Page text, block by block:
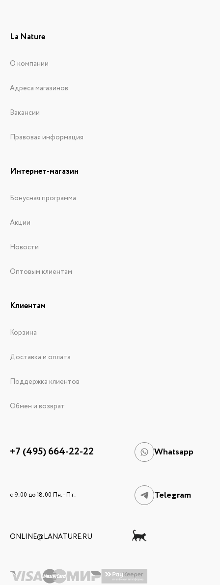
La Nature
О компании
Адреса магазинов
Вакансии
Правовая информация
Интернет-магазин
Бонусная программа
Акции
Новости
Оптовым клиентам
Клиентам
Корзина
Доставка и оплата
Поддержка клиентов
Обмен и возврат
+7 (495) 664-22-22 Whatsapp
c 9:00 до 18:00 Пн. - Пт. Telegram
ONLINE@LANATURE.RU